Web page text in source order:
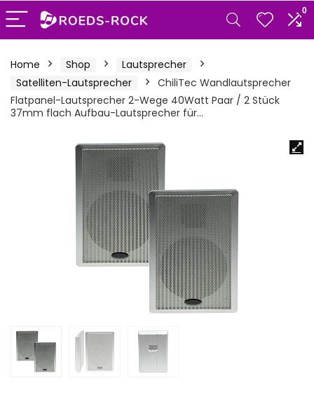
0
Home Shop
Lautsprecher
Satelliten-Lautsprecher
ChiliTec Wandlautsprecher
Flatpanel-Lautsprecher 2-Wege 40Watt Paar / 2 Stück
37mm flach Aufbau-Lautsprecher für…